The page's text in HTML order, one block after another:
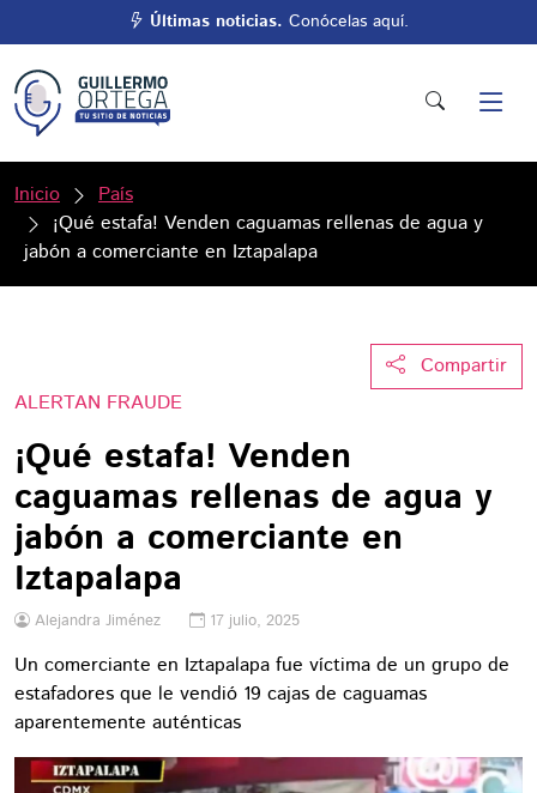
Últimas noticias. Conócelas aquí.
Inicio
País
¡Qué estafa! Venden caguamas rellenas de agua y
jabón a comerciante en Iztapalapa
Compartir
ALERTAN FRAUDE
¡Qué estafa! Venden
caguamas rellenas de agua y
jabón a comerciante en
Iztapalapa
Alejandra Jiménez 17 julio, 2025
Un comerciante en Iztapalapa fue víctima de un grupo de
estafadores que le vendió 19 cajas de caguamas
aparentemente auténticas